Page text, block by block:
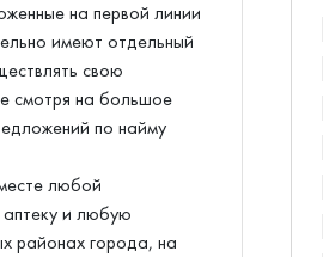
на первой линии
имеют отдельный
свою
смотря на большое
по найму
любой
и любую
районах города, на